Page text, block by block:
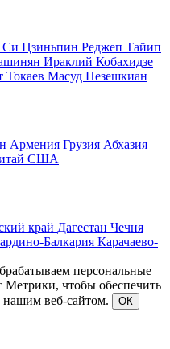
Си Цзиньпин Реджеп Тайип
Ираклий Кобахидзе
Масуд Пезешкиан
Армения Грузия Абхазия
США
край Дагестан Чечня
Балкария Карачаево-
персональные
Метрики, чтобы обеспечить
нашим веб-сайтом.
ОК